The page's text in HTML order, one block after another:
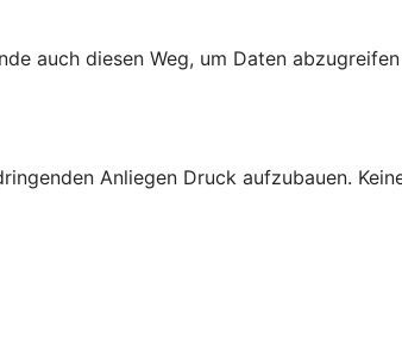
auch diesen Weg, um Daten
Anliegen Druck aufzubauen.